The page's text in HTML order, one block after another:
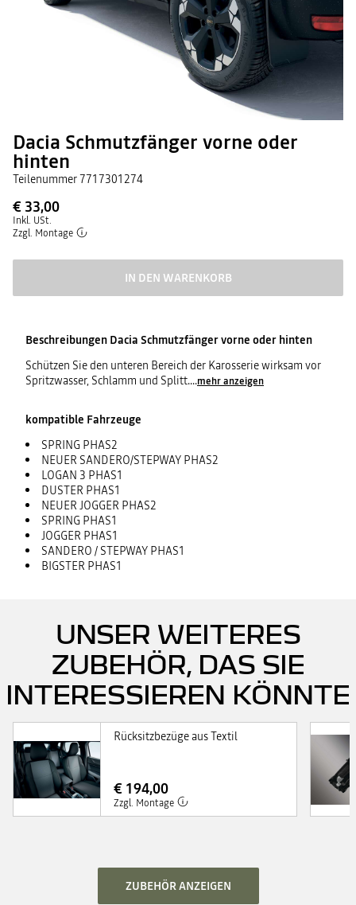
Dacia Schmutzfänger vorne oder
hinten
Teilenummer7717301274
€ 33,00
Inkl. USt.
Zzgl. Montage
IN DEN WARENKORB
Beschreibungen Dacia Schmutzfänger vorne oder hinten
Schützen Sie den unteren Bereich der Karosserie wirksam vor
Spritzwasser, Schlamm und Splitt....mehr anzeigen
kompatible Fahrzeuge
SPRING PHAS2
NEUER SANDERO/STEPWAY PHAS2
LOGAN 3 PHAS1
DUSTER PHAS1
NEUER JOGGER PHAS2
SPRING PHAS1
JOGGER PHAS1
SANDERO / STEPWAY PHAS1
BIGSTER PHAS1
UNSER WEITERES
ZUBEHÖR, DAS SIE
INTERESSIEREN KÖNNTE
Rücksitzbezüge aus Textil
€ 194,00
Zzgl. Montage
ZUBEHÖR ANZEIGEN